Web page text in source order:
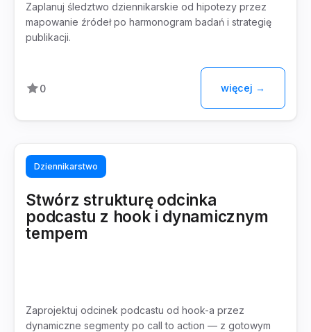
Zaplanuj śledztwo dziennikarskie od hipotezy przez
mapowanie źródeł po harmonogram badań i strategię
publikacji.
0 więcej →
Dziennikarstwo
Stwórz strukturę odcinka
podcastu z hook i dynamicznym
tempem
Zaprojektuj odcinek podcastu od hook-a przez
dynamiczne segmenty po call to action — z gotowym